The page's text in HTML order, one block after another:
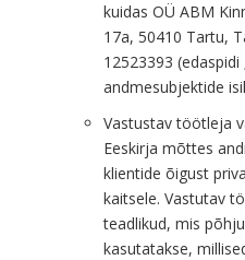
kuidas OÜ ABM
17a, 50410 Tartu,
12523393 (edaspidi
andmesubjektide
Vastustav töötleja
Eeskirja mõttes
klientide õigust
kaitsele. Vastutav
teadlikud, mis
kasutatakse,